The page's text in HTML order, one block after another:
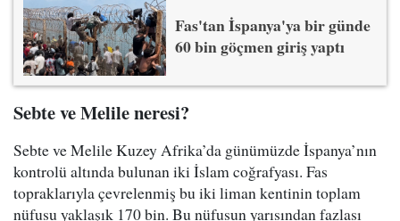
Fas'tan İspanya'ya bir günde
60 bin göçmen giriş yaptı
Sebte ve Melile neresi?
Sebte ve Melile Kuzey Afrika’da günümüzde İspanya’nın
kontrolü altında bulunan iki İslam coğrafyası. Fas
topraklarıyla çevrelenmiş bu iki liman kentinin toplam
nüfusu yaklaşık 170 bin. Bu nüfusun yarısından fazlası